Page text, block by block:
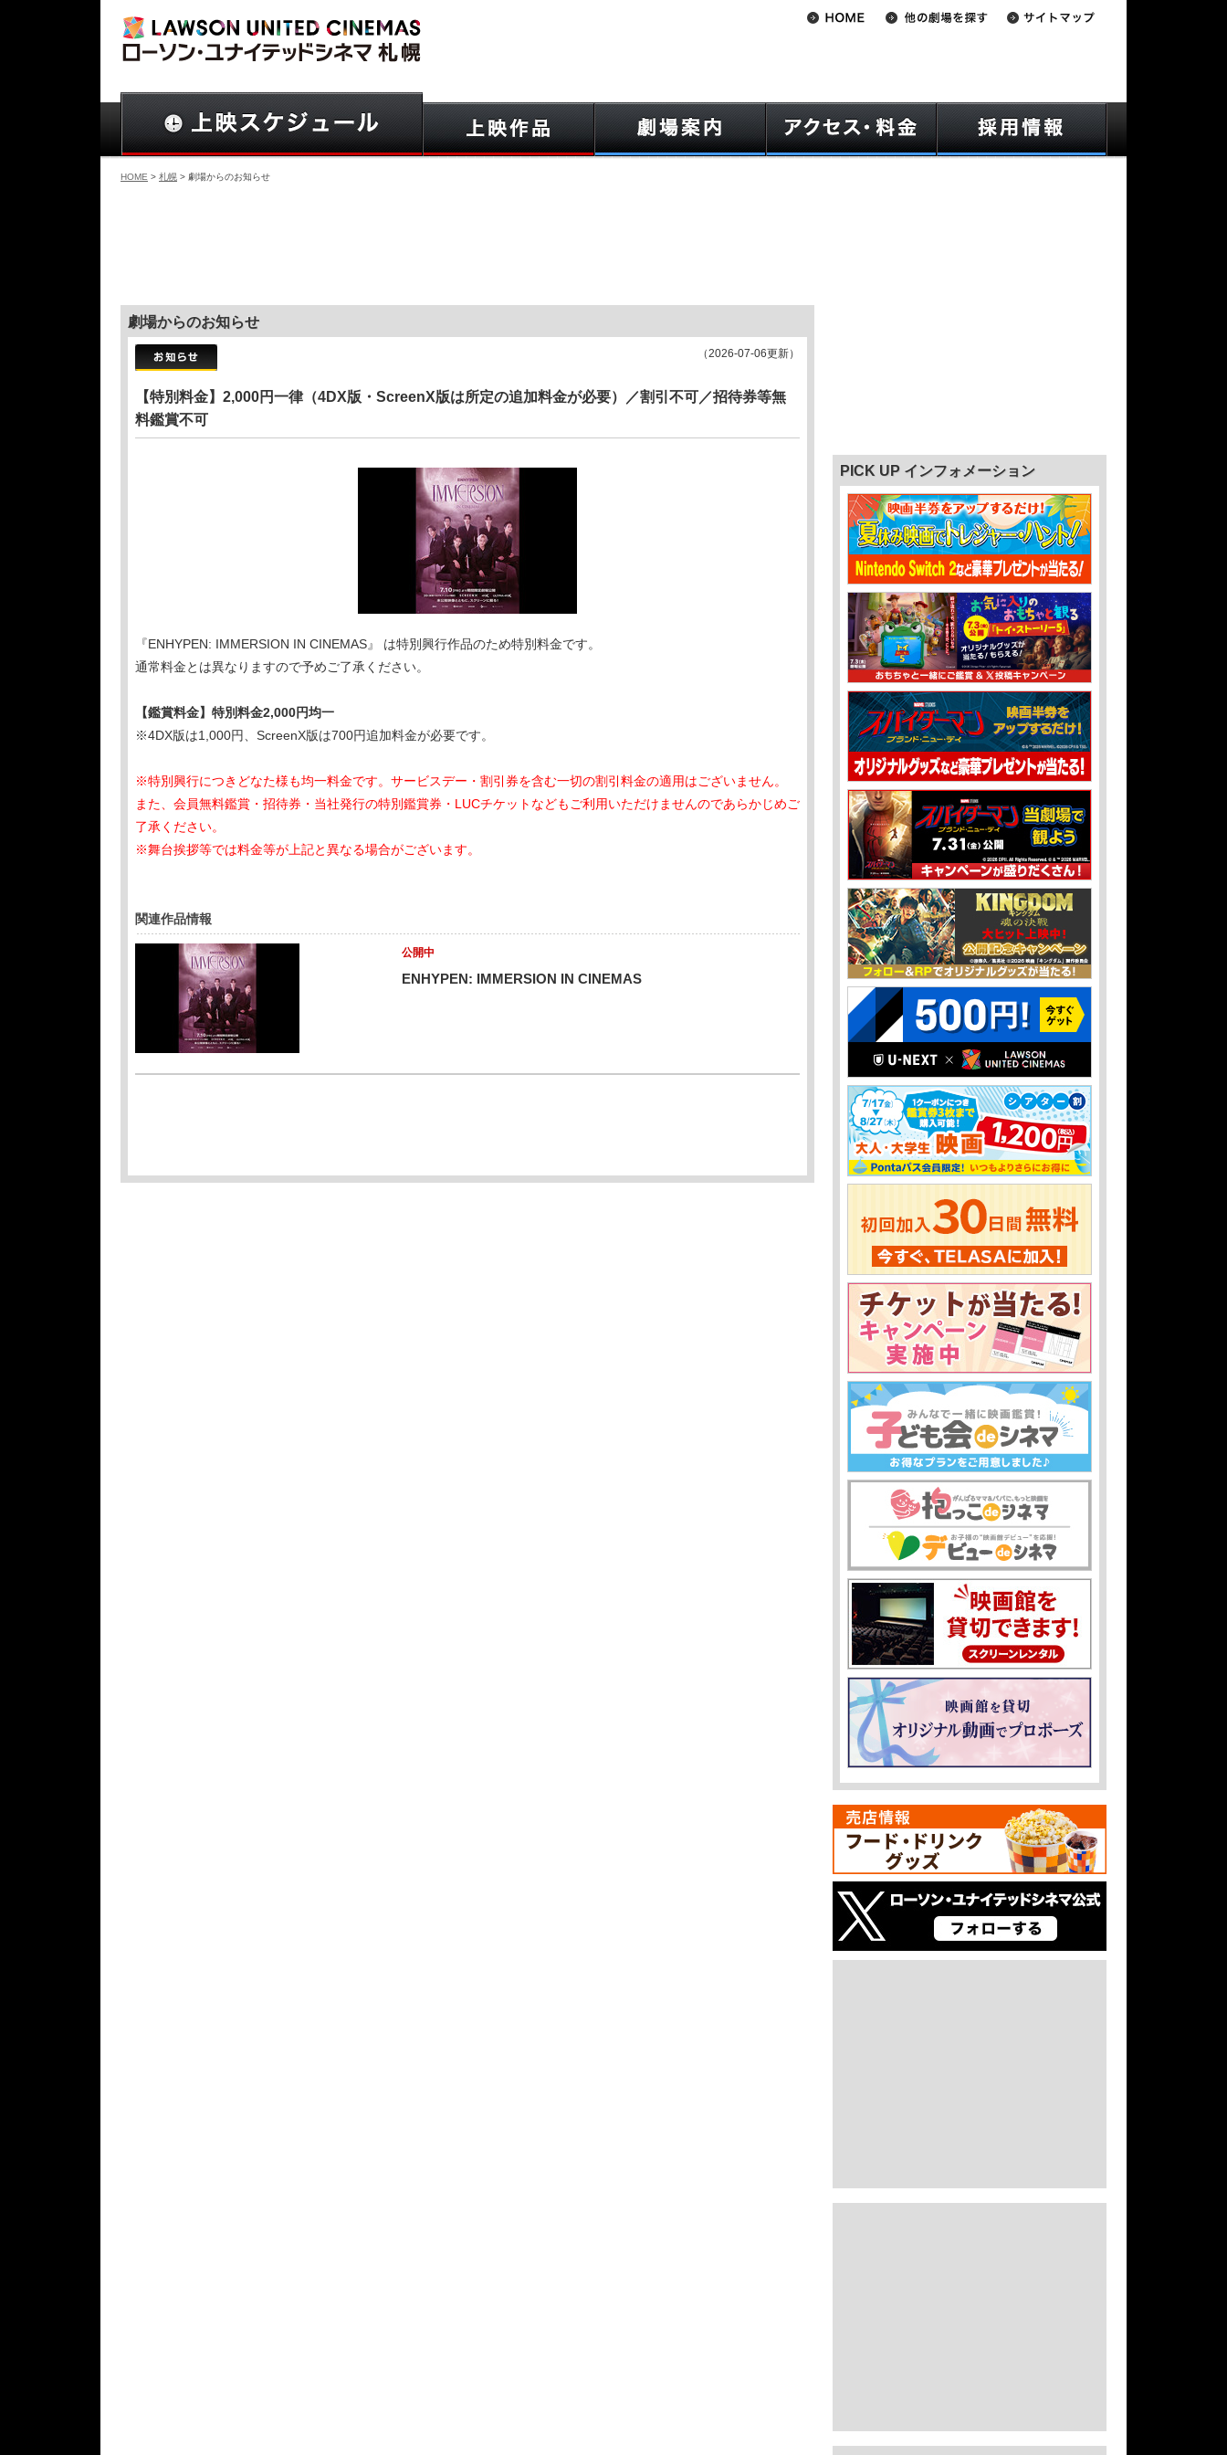
HOME > 札幌 > 劇場からのお知らせ
劇場からのお知らせ
（2026-07-06更新）
【特別料金】2,000円一律（4DX版・ScreenX版は所定の追加料金が必要）／割引不可／招待券等無
料鑑賞不可
『ENHYPEN: IMMERSION IN CINEMAS』 は特別興行作品のため特別料金です。
通常料金とは異なりますので予めご了承ください。
【鑑賞料金】特別料金2,000円均一
※4DX版は1,000円、ScreenX版は700円追加料金が必要です。
※特別興行につきどなた様も均一料金です。サービスデー・割引券を含む一切の割引料金の適用はございません。
また、会員無料鑑賞・招待券・当社発行の特別鑑賞券・LUCチケットなどもご利用いただけませんのであらかじめご
了承ください。
※舞台挨拶等では料金等が上記と異なる場合がございます。
関連作品情報
公開中
ENHYPEN: IMMERSION IN CINEMAS
PICK UP インフォメーション